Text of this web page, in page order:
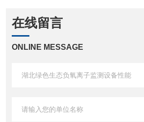
在线留言
ONLINE MESSAGE